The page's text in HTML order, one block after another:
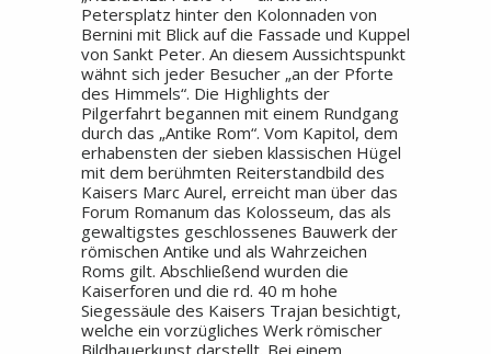
Petersplatz hinter den Kolonnaden von
Bernini mit Blick auf die Fassade und Kuppel
von Sankt Peter. An diesem Aussichtspunkt
wähnt sich jeder Besucher „an der Pforte
des Himmels“. Die Highlights der
Pilgerfahrt begannen mit einem Rundgang
durch das „Antike Rom“. Vom Kapitol, dem
erhabensten der sieben klassischen Hügel
mit dem berühmten Reiterstandbild des
Kaisers Marc Aurel, erreicht man über das
Forum Romanum das Kolosseum, das als
gewaltigstes geschlossenes Bauwerk der
römischen Antike und als Wahrzeichen
Roms gilt. Abschließend wurden die
Kaiserforen und die rd. 40 m hohe
Siegessäule des Kaisers Trajan besichtigt,
welche ein vorzügliches Werk römischer
Bildhauerkunst darstellt. Bei einem